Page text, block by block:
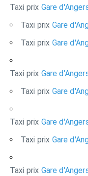
Taxi prix Gare
Taxi prix Gare
Taxi prix Gare
Taxi prix Gare
Taxi prix Gare
Taxi prix Gare
Taxi prix Gare
Taxi prix Gare